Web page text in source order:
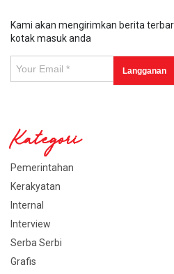
Kami akan mengirimkan berita
kotak masuk anda
Kategori
Pemerintahan
Kerakyatan
Internal
Interview
Serba Serbi
Grafis